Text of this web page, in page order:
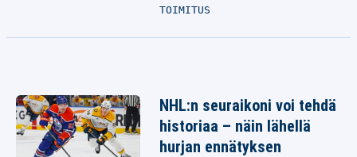
TOIMITUS
NHL:n seuraikoni voi tehdä
historiaa – näin lähellä
hurjan ennätyksen